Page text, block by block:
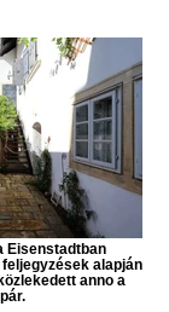
Eisenstadtban
alapján
anno a